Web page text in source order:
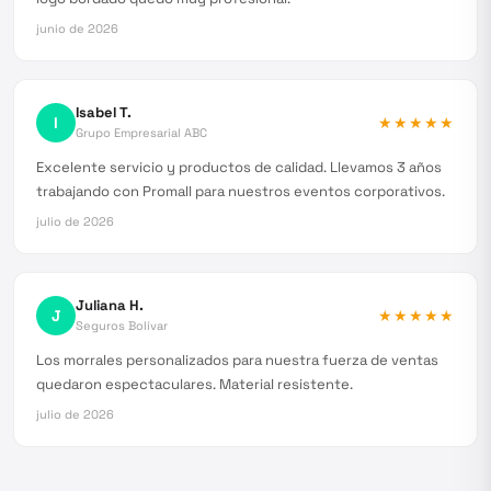
junio de 2026
I Isabel T.
Grupo Empresarial ABC
★★★★★
Excelente servicio y productos de calidad. Llevamos 3 años
trabajando con Promall para nuestros eventos corporativos.
julio de 2026
J Juliana H.
Seguros Bolívar
★★★★★
Los morrales personalizados para nuestra fuerza de ventas
quedaron espectaculares. Material resistente.
julio de 2026